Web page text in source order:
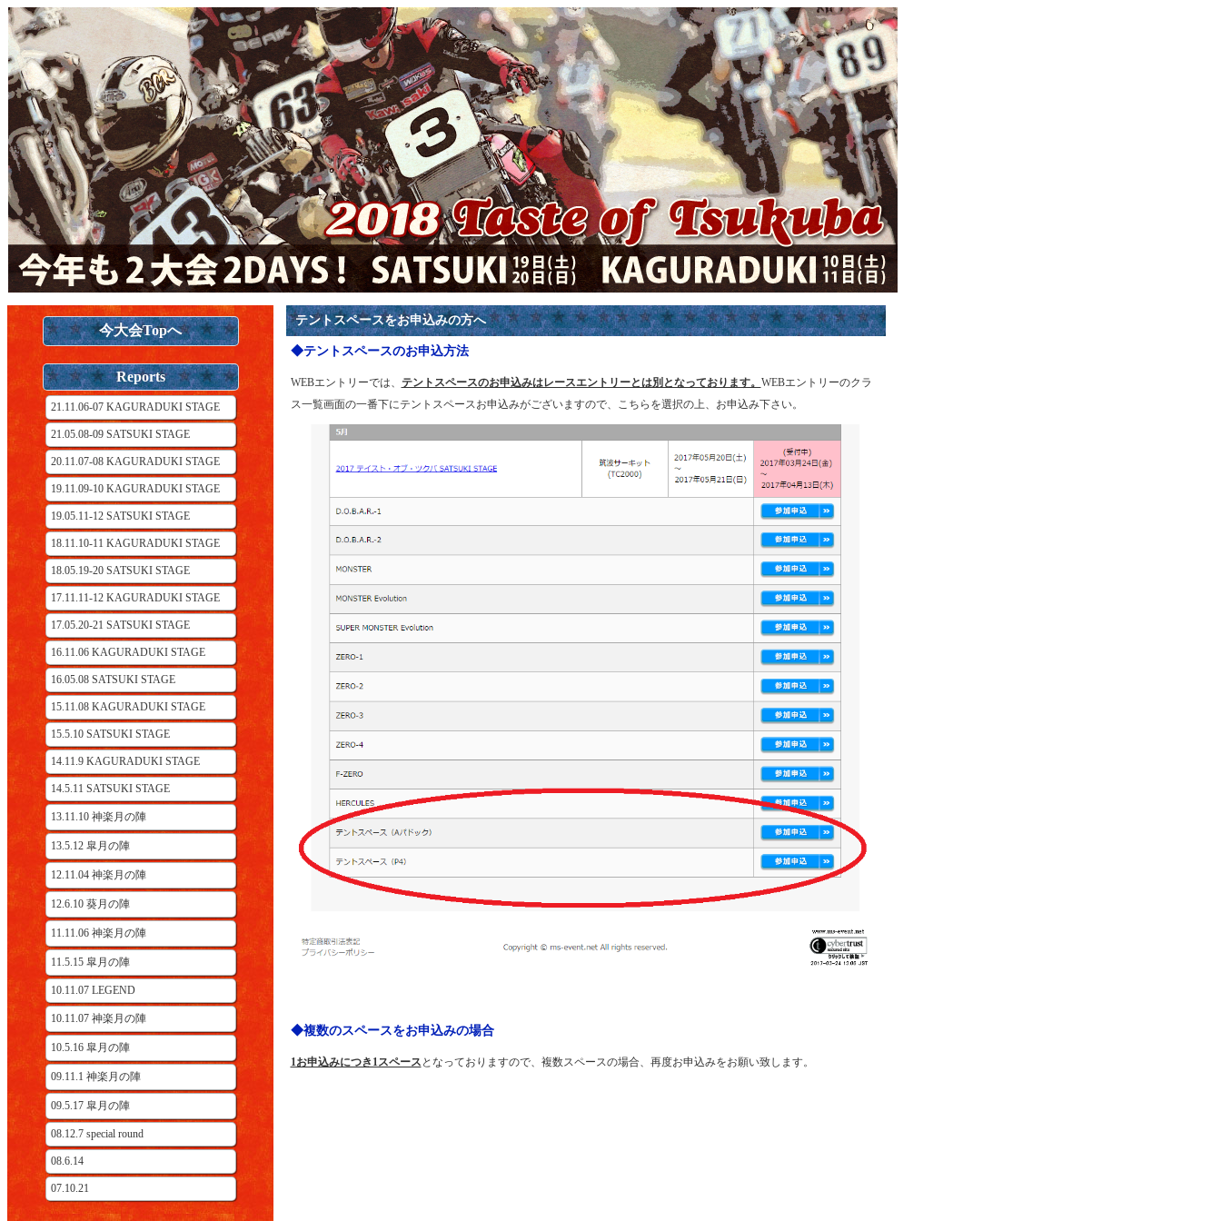
今大会Topへ
Reports
21.11.06-07 KAGURADUKI STAGE
21.05.08-09 SATSUKI STAGE
20.11.07-08 KAGURADUKI STAGE
19.11.09-10 KAGURADUKI STAGE
19.05.11-12 SATSUKI STAGE
18.11.10-11 KAGURADUKI STAGE
18.05.19-20 SATSUKI STAGE
17.11.11-12 KAGURADUKI STAGE
17.05.20-21 SATSUKI STAGE
16.11.06 KAGURADUKI STAGE
16.05.08 SATSUKI STAGE
15.11.08 KAGURADUKI STAGE
15.5.10 SATSUKI STAGE
14.11.9 KAGURADUKI STAGE
14.5.11 SATSUKI STAGE
13.11.10 神楽月の陣
13.5.12 皐月の陣
12.11.04 神楽月の陣
12.6.10 葵月の陣
11.11.06 神楽月の陣
11.5.15 皐月の陣
10.11.07 LEGEND
10.11.07 神楽月の陣
10.5.16 皐月の陣
09.11.1 神楽月の陣
09.5.17 皐月の陣
08.12.7 special round
08.6.14
07.10.21
テントスペースをお申込みの方へ
◆テントスペースのお申込方法
WEBエントリーでは、 テントスペースのお申込みはレースエントリーとは別となっております。 WEBエントリーのクラ
ス一覧画面の一番下にテントスペースお申込みがございますので、こちらを選択の上、お申込み下さい。
◆複数のスペースをお申込みの場合
1お申込みにつき1スペース となっておりますので、複数スペースの場合、再度お申込みをお願い致します。